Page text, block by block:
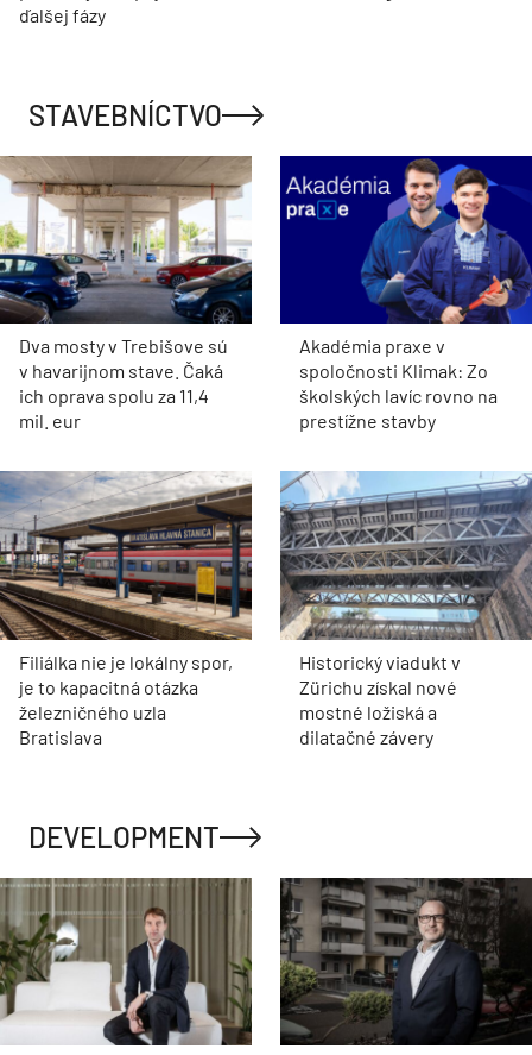
ďalšej fázy
STAVEBNÍCTVO
Dva mosty v Trebišove sú
v havarijnom stave. Čaká
ich oprava spolu za 11,4
mil. eur
Akadémia praxe v
spoločnosti Klimak: Zo
školských lavíc rovno na
prestížne stavby
Filiálka nie je lokálny spor,
je to kapacitná otázka
železničného uzla
Bratislava
Historický viadukt v
Zürichu získal nové
mostné ložiská a
dilatačné závery
DEVELOPMENT